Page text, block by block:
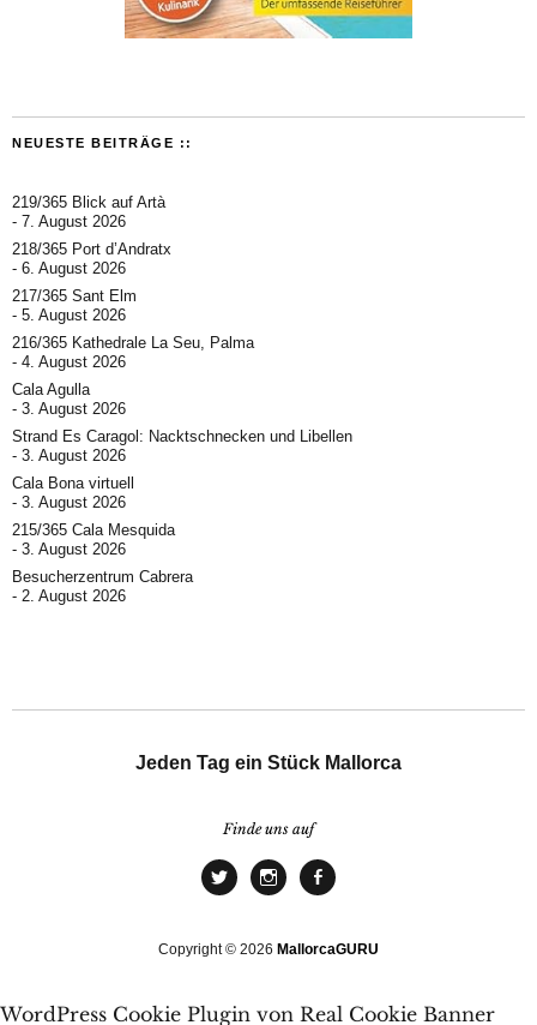
NEUESTE BEITRÄGE ::
219/365 Blick auf Artà
7. August 2026
218/365 Port d’Andratx
6. August 2026
217/365 Sant Elm
5. August 2026
216/365 Kathedrale La Seu, Palma
4. August 2026
Cala Agulla
3. August 2026
Strand Es Caragol: Nacktschnecken und Libellen
3. August 2026
Cala Bona virtuell
3. August 2026
215/365 Cala Mesquida
3. August 2026
Besucherzentrum Cabrera
2. August 2026
Jeden Tag ein Stück Mallorca
Finde uns auf
Copyright © 2026 MallorcaGURU
WordPress Cookie Plugin von Real Cookie Banner